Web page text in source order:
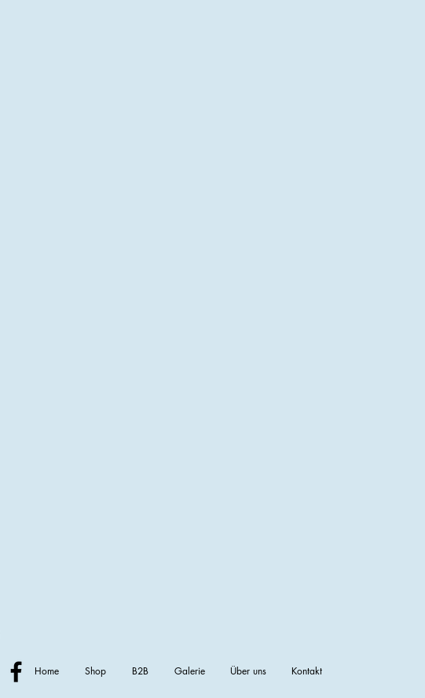
Home Shop B2B Galerie Über uns Kontakt